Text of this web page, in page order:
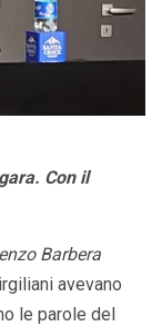
Con il
Barbera
avevano
le parole del